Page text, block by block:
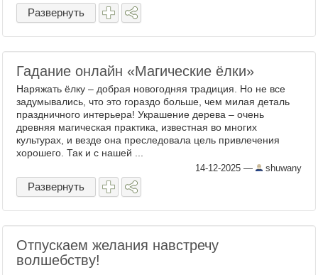
Развернуть
Гадание онлайн «Магические ёлки»
Наряжать ёлку – добрая новогодняя традиция. Но не все
задумывались, что это гораздо больше, чем милая деталь
праздничного интерьера! Украшение дерева – очень
древняя магическая практика, известная во многих
культурах, и везде она преследовала цель привлечения
хорошего. Так и с нашей ...
14-12-2025 — shuwany
Развернуть
Отпускаем желания навстречу
волшебству!